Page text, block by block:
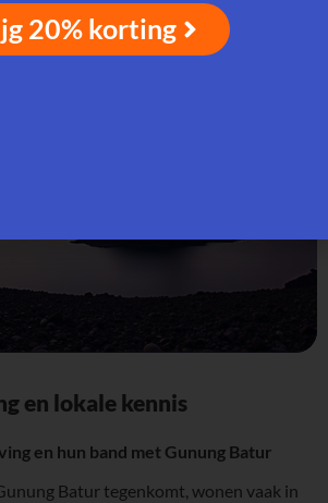
en lokale kennis
en hun band met Gunung Batur
Batur tegenkomt, wonen vaak in
20% korting